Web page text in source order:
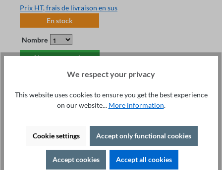
Prix HT, frais de livraison en sus
En stock
Nombre
Ajouter au panier
Détails
We respect your privacy
This website uses cookies to ensure you get the best experience
on our website... More information.
Cookie settings Accept only functional cookies
Accept cookies Accept all cookies